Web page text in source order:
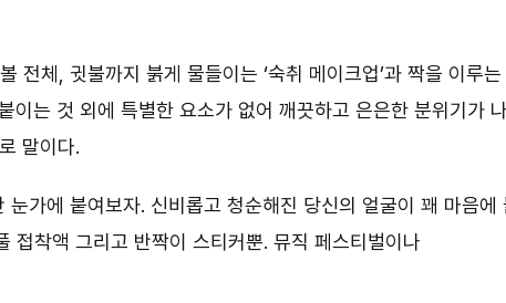
전체, 귓불까지 붉게 물들이는 ‘숙취 메이크업’과 짝을 이루는
이는 것 외에 특별한 요소가 없어 깨끗하고 은은한 분위기가
말이다.
가에 붙여보자. 신비롭고 청순해진 당신의 얼굴이 꽤 마음에
접착액 그리고 반짝이 스티커뿐. 뮤직 페스티벌이나